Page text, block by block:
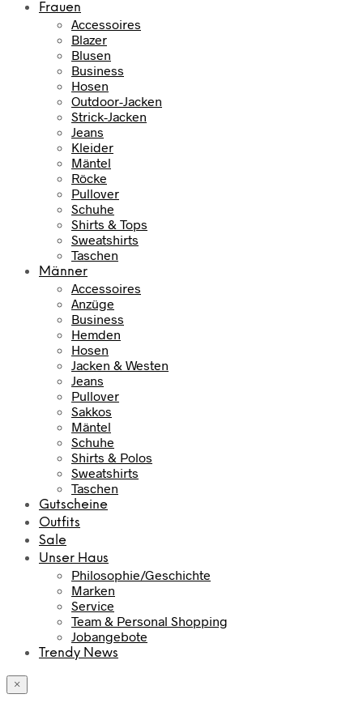
Frauen
Accessoires
Blazer
Blusen
Business
Hosen
Outdoor-Jacken
Strick-Jacken
Jeans
Kleider
Mäntel
Röcke
Pullover
Schuhe
Shirts & Tops
Sweatshirts
Taschen
Männer
Accessoires
Anzüge
Business
Hemden
Hosen
Jacken & Westen
Jeans
Pullover
Sakkos
Mäntel
Schuhe
Shirts & Polos
Sweatshirts
Taschen
Gutscheine
Outfits
Sale
Unser Haus
Philosophie/Geschichte
Marken
Service
Team & Personal Shopping
Jobangebote
Trendy News
×